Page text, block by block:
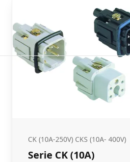
CK (10A-250V) CKS (10A- 400V)
Serie CK (10A)